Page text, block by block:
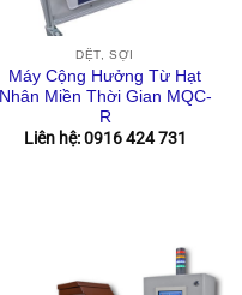
DỆT, SỢI
Máy Cộng Hưởng Từ Hạt
Nhân Miền Thời Gian MQC-
R
Liên hệ: 0916 424 731